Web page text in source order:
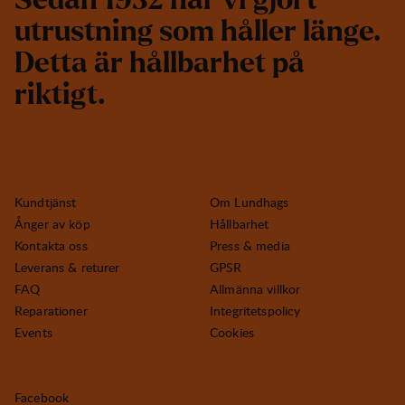
utrustning som håller länge.
Detta är hållbarhet på
riktigt.
Kundtjänst
Ånger av köp
Kontakta oss
Leverans & returer
FAQ
Reparationer
Events
Om Lundhags
Hållbarhet
Press & media
GPSR
Allmänna villkor
Integritetspolicy
Cookies
Facebook